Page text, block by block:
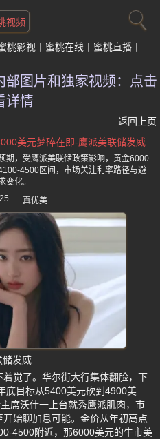
视频
桃影视 蜜桃在线
蜜桃直播
部图片和独家视频：点击
详情
返回上页
美元梦碎在即-鹰派美联储发威
期，受鹰派美联储政策影响，黄金6000
4500区间，市场关注利率路径与避
变化。
真优美
储发威
觉了。华尔街大行集体翻脸，下
底目标从5400美元砍到4900美
席沃什一上台就秀鹰派肌肉，市
始聊加息可能。金价从年初高点
4500附近，那6000美元的牛市美